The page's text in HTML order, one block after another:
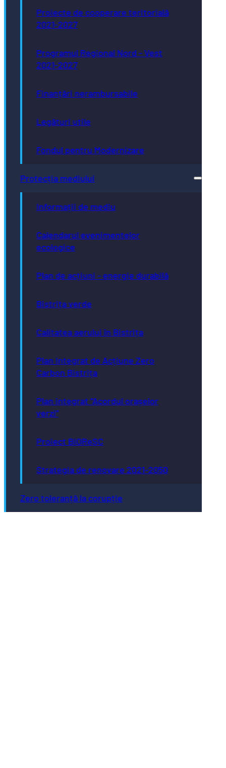
Proiecte de cooperare teritorială
2021-2027
Programul Regional Nord - Vest
2021-2027
Finanțări nerambursabile
Legături utile
Fondul pentru Modernizare
Protecția mediului
Informații de mediu
Calendarul evenimentelor
ecologice
Plan de acțiuni - energie durabilă
Bistrița verde
Calitatea aerului în Bistrița
Plan Integrat de Acțiune Zero
Carbon Bistrița
Plan integrat “Acordul orașelor
verzi”
Proiect BiOReSC
Strategia de renovare 2021-2050
Zero toleranță la corupție